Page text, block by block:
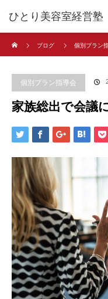
ひとり美容室経営塾
ブログ
個別プラン
個別プラン指導会
家族総出で会議